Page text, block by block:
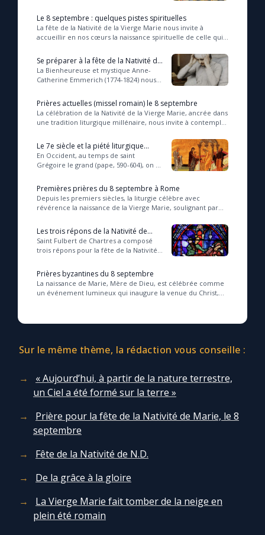
prière pour honorer la fête de la
Nativité...
Le 8 septembre : quelques pistes spirituelles
La fête de la Nativité de la Vierge Marie nous invite à
accueillir en nos cœurs la naissance spirituelle de celle qui,
Se préparer à la fête de la Nativité de
Marie (Bse A.-C.Emmerich)
La Bienheureuse et mystique Anne-
Catherine Emmerich (1774-1824) nous
la Vierge Marie, les conseils que lui a
don...
Prières actuelles (missel romain) le 8 septembre
La célébration de la Nativité de la Vierge Marie, ancrée dans
une tradition liturgique millénaire, nous invite à contempler
Le 7e siècle et la piété liturgique
mariale
En Occident, au temps de saint
Grégoire le grand (pape, 590-604), on ne
le 1er janvier. Ce pape donna à l’Église
...
Premières prières du 8 septembre à Rome
Depuis les premiers siècles, la liturgie célèbre avec
révérence la naissance de la Vierge Marie, soulignant par
Les trois répons de la Nativité de
Marie (st Fulbert de Chartres XIe
siècle)
Saint Fulbert de Chartres a composé
trois répons pour la fête de la Nativité
toutes. Ces répons, qui exaltent ...
Prières byzantines du 8 septembre
La naissance de Marie, Mère de Dieu, est célébrée comme
un événement lumineux qui inaugure la venue du Christ,
Sur le même thème, la rédaction vous conseille :
« Aujourd’hui, à partir de la nature terrestre,
un Ciel a été formé sur la terre »
Prière pour la fête de la Nativité de Marie, le 8
septembre
Fête de la Nativité de N.D.
De la grâce à la gloire
La Vierge Marie fait tomber de la neige en
plein été romain